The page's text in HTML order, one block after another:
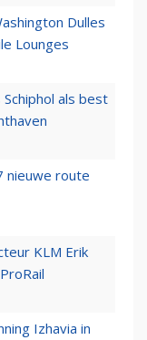
Dulles
Lounges
als best
nieuwe route
KLM Erik
Izhavia in